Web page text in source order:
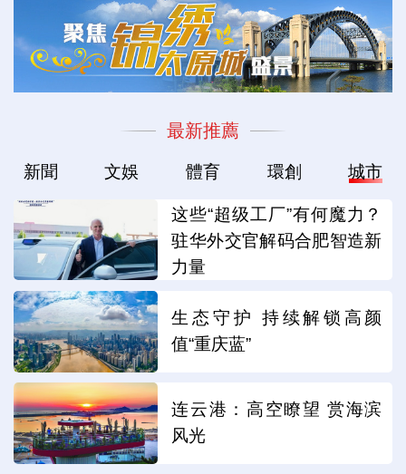
最新推薦
新聞 文娛 體育 環創 城市
这些“超级工厂”有何魔力？
驻华外交官解码合肥智造新
力量
生态守护 持续解锁高颜
值“重庆蓝”
连云港：高空瞭望 赏海滨
风光